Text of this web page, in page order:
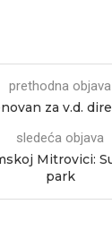
prethodna objava
za v.d.
sledeća objava
Mitrovici:
park